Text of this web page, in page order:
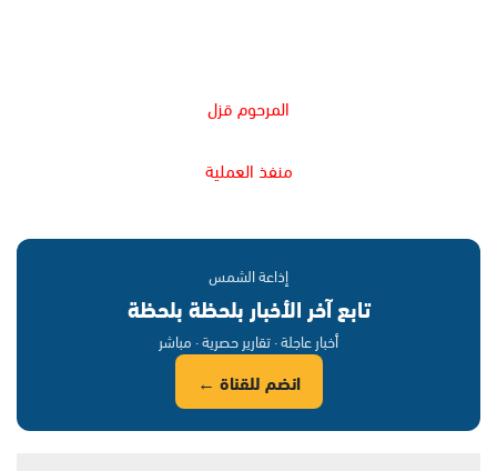
المرحوم قزل
منفذ العملية
إذاعة الشمس
تابع آخر الأخبار بلحظة بلحظة
أخبار عاجلة · تقارير حصرية · مباشر
انضم للقناة ←